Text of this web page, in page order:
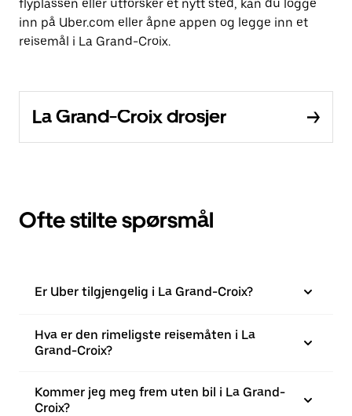
flyplassen eller utforsker et nytt sted, kan du logge
inn på Uber.com eller åpne appen og legge inn et
reisemål i La Grand-Croix.
La Grand-Croix drosjer
Ofte stilte spørsmål
Er Uber tilgjengelig i La Grand-Croix?
Hva er den rimeligste reisemåten i La
Grand-Croix?
Kommer jeg meg frem uten bil i La Grand-
Croix?